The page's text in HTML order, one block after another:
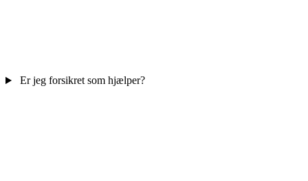
Er jeg forsikret som hjælper?